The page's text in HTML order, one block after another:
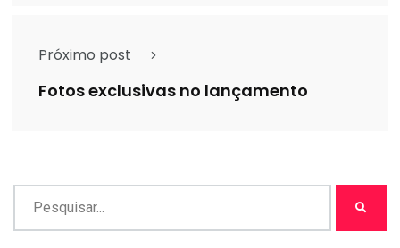
Próximo post
Fotos exclusivas no lançamento